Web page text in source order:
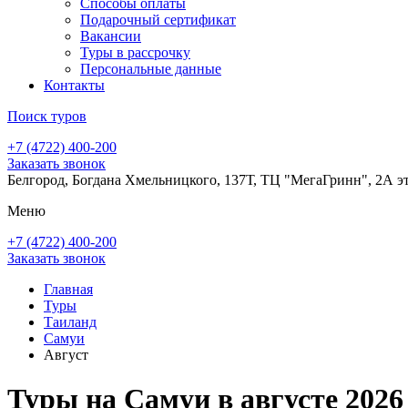
Подарочный сертификат
Вакансии
Туры в рассрочку
Персональные данные
Контакты
Поиск туров
+7 (4722) 400-200
Заказать звонок
Белгород, Богдана Хмельницкого, 137Т, ТЦ "МегаГринн", 2А
Меню
+7 (4722) 400-200
Заказать звонок
Главная
Туры
Таиланд
Самуи
Август
Туры на Самуи в августе 2026